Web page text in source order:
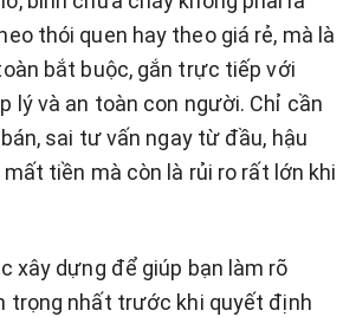
thói quen hay theo giá rẻ, mà là
bắt buộc, gắn trực tiếp với
lý và an toàn con người. Chỉ cần
sai tư vấn ngay từ đầu, hậu
tiền mà còn là rủi ro rất lớn khi
xây dựng để giúp bạn làm rõ
trọng nhất trước khi quyết định